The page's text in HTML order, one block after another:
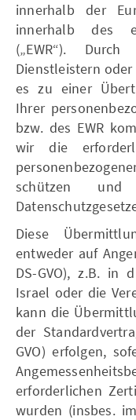
innerhalb der
innerhalb des
(„EWR“).
Dienstleistern
es zu einer
Ihrer
bzw. des EWR
wir die
schützen
Diese
entweder auf
DS-GVO), z.B. in
Israel oder die
kann die
der
GVO) erfolgen,
erforderlichen
wurden (insbes.